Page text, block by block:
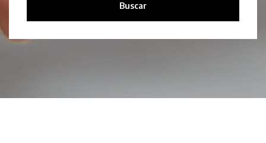
Buscar